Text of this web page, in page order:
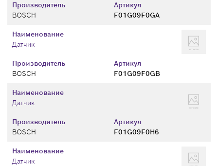
Производитель
BOSCH
Артикул
F01G09F0GA
Производитель
BOSCH
Артикул
F01G09F0GB
Наименование
Датчик
Производитель
BOSCH
Артикул
F01G09F0H6
Наименование
Датчик
Наименование
Датчик